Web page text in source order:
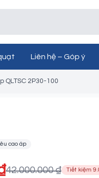
Liên hệ – Góp ý
QLTSC 2P30-100
cao áp
42.000.000 ₫ Tiết kiệm